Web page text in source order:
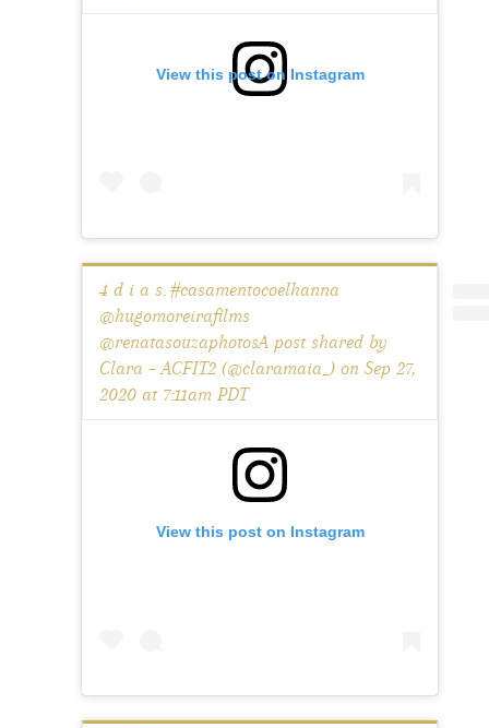
View this post on Instagram
4 d i a s. #casamentocoelhanna
@hugomoreirafilms
@renatasouzaphotosA post shared by
Clara – ACFIT2 (@claramaia_) on Sep 27,
2020 at 7:11am PDT
View this post on Instagram